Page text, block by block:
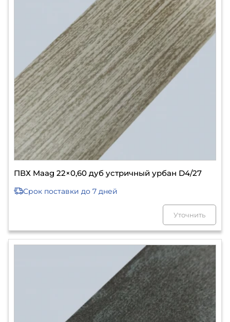
ПВХ Maag 22×0,60 дуб устричный урбан D4/27
Срок поставки до 7 дней
Уточнить